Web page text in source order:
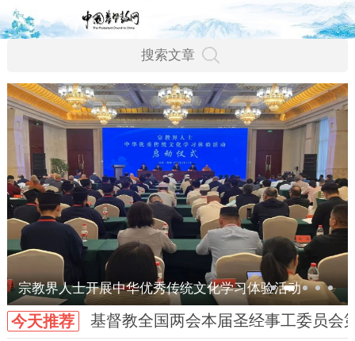
宗教界人士开展中华优秀传统文化学习体验活动
今天推荐 基督教全国两会本届圣经事工委员会